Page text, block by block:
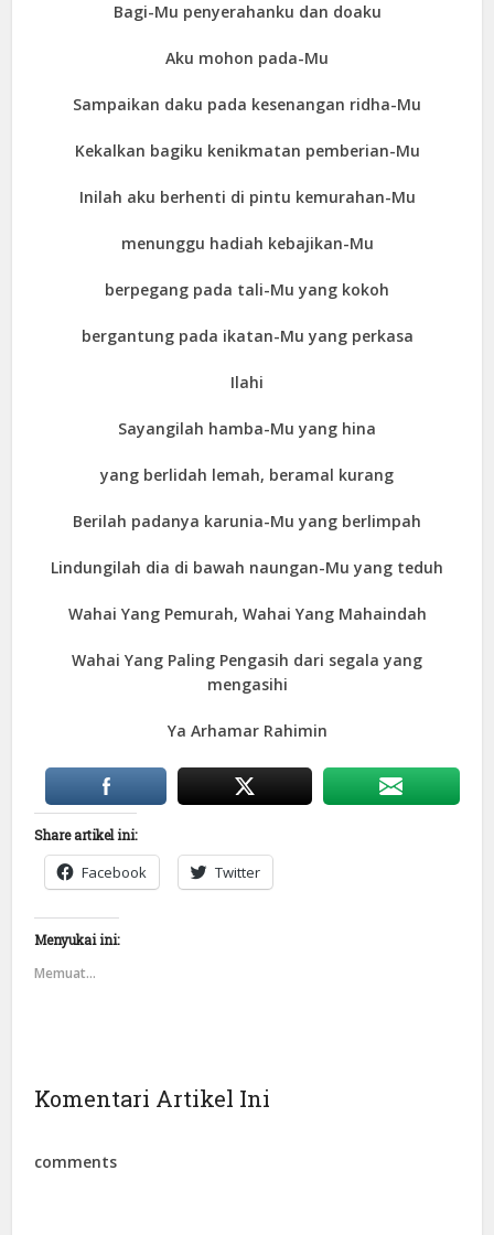
Bagi-Mu penyerahanku dan doaku
Aku mohon pada-Mu
Sampaikan daku pada kesenangan ridha-Mu
Kekalkan bagiku kenikmatan pemberian-Mu
Inilah aku berhenti di pintu kemurahan-Mu
menunggu hadiah kebajikan-Mu
berpegang pada tali-Mu yang kokoh
bergantung pada ikatan-Mu yang perkasa
Ilahi
Sayangilah hamba-Mu yang hina
yang berlidah lemah, beramal kurang
Berilah padanya karunia-Mu yang berlimpah
Lindungilah dia di bawah naungan-Mu yang teduh
Wahai Yang Pemurah, Wahai Yang Mahaindah
Wahai Yang Paling Pengasih dari segala yang
mengasihi
Ya Arhamar Rahimin
Share artikel ini:
Facebook Twitter
Menyukai ini:
Memuat...
Komentari Artikel Ini
comments